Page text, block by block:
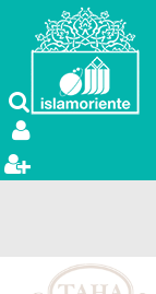
Skip to main content